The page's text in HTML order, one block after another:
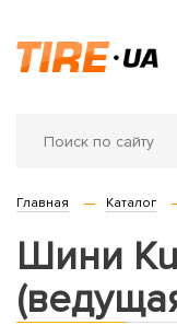
Главная Каталог
Шини